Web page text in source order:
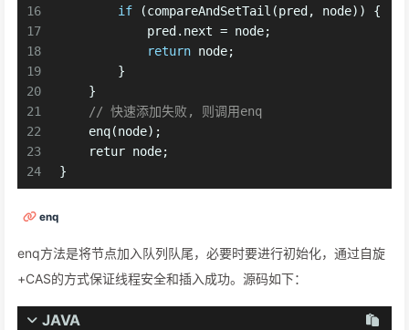
16
17
18
19
20
21
22
23
24
if (compareAndSetTail(pred, node)) {
            pred.next = node;
return node;
        }
    }
// 快速添加失败, 则调用enq
    enq(node);
    retur node;
}
enq
enq方法是将节点加入队列队尾，必要时要进行初始化，通过自旋
+CAS的方式保证线程安全和插入成功。源码如下：
JAVA